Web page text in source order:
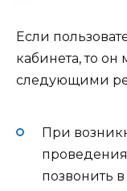
Если
кабинета, то он
следующими
При
позвонить